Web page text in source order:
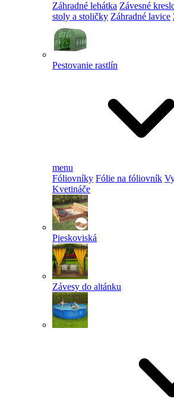
Záhradné lehátka Závesné
stoly a stoličky Záhradné lavice
Pestovanie rastlín
menu
Fóliovníky Fólie na fóliovník
Kvetináče
Pieskoviská
Závesy do altánku